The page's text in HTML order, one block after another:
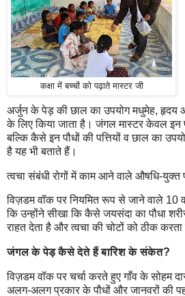
कक्षा में बच्चों को पढ़ाते मास्टर जी
अर्जुन के पेड़ की छाल का उपयोग मधुमेह,
के लिए किया जाता है। जंगल मास्टर केवल इन
बल्कि कैसे इन पौधों की पत्तियों व छाल का
है यह भी बताते हैं।
त्वचा संबंधी रोगों में काम आने वाले औषधि-युक्त
विज़डम वॉक पर नियमित रूप से जाने वाले 10
कि उन्होंने सीखा कि कैसे जयसंदा का पौधा
राहत देता है और त्वचा की चोटों को ठीक करता
जंगल के पेड़ कैसे देते हैं बारिश के संकेत?
विज़डम वॉक पर चर्चा करते हुए गाँव के सोहम
अलग-अलग प्रकार के पौधों और जानवरों की